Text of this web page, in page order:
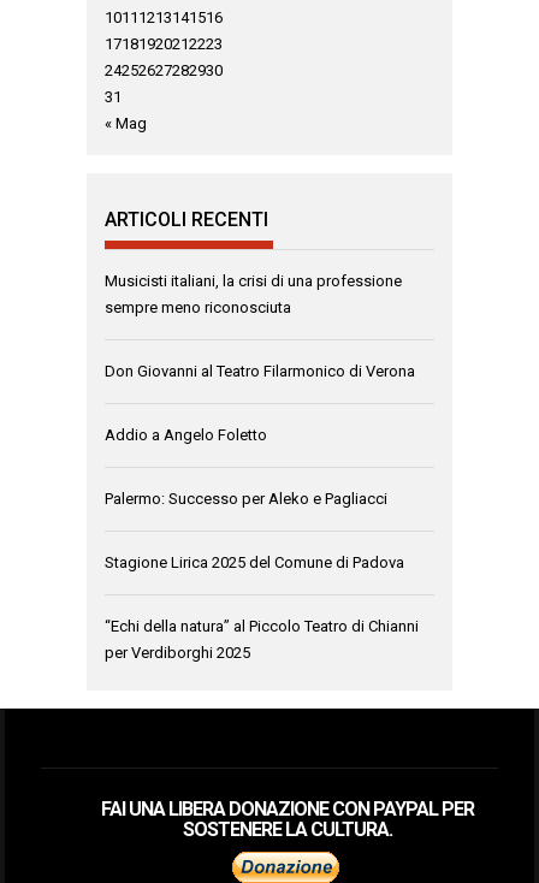
1011 1213141516
17181920212223
24252627282930
31
« Mag
ARTICOLI RECENTI
Musicisti italiani, la crisi di una professione
sempre meno riconosciuta
Don Giovanni al Teatro Filarmonico di Verona
Addio a Angelo Foletto
Palermo: Successo per Aleko e Pagliacci
Stagione Lirica 2025 del Comune di Padova
“Echi della natura” al Piccolo Teatro di Chianni
per Verdiborghi 2025
FAI UNA LIBERA DONAZIONE CON PAYPAL PER
SOSTENERE LA CULTURA.